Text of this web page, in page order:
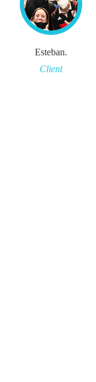
Esteban.
Client